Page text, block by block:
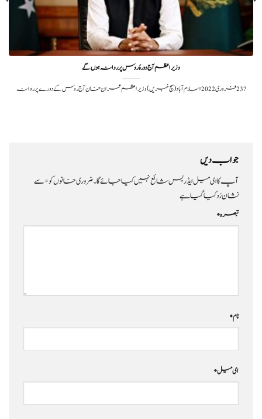
وزیراعظم آج دورۂ روس پر روانہ ہوں گے
?️ 23 فروری 2022اسلام آباد(سچ خبریں) وزیراعظم عمران خان آج روس کے دورے پر روانہ
جواب دیں
آپ کا ای میل ایڈریس شائع نہیں کیا جائے گا۔ضروری خانوں کو*سے
نشان زد کیا گیا ہے
تبصرہ*
نام*
ای میل*